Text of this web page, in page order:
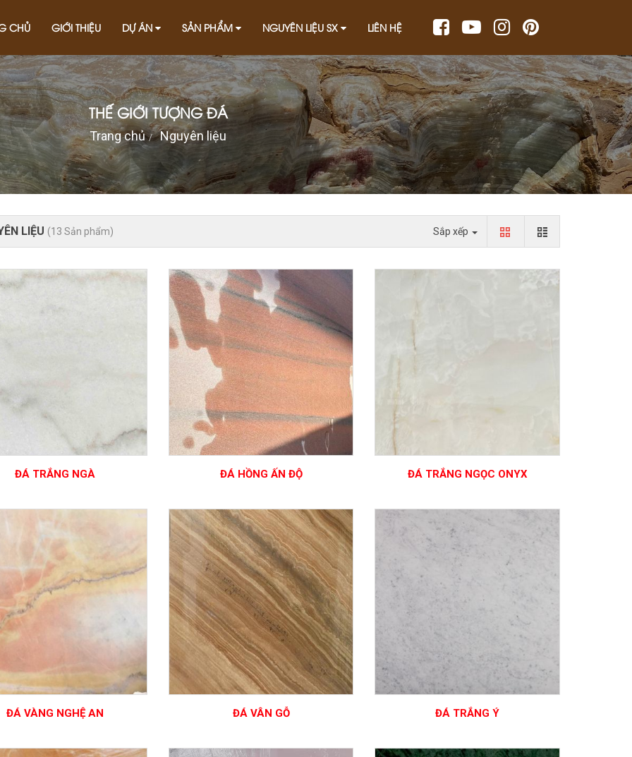
CHỦ GIỚI THIỆU DỰ ÁN SẢN PHẨM NGUYÊN LIỆU SX LIÊN HỆ
THẾ GIỚI TƯỢNG ĐÁ
Trang chủ Nguyên liệu
LIỆU (13 Sản phẩm) Sắp xếp
ĐÁ TRẮNG NGÀ ĐÁ HỒNG ẤN ĐỘ ĐÁ TRẮNG NGỌC ONYX
ĐÁ VÀNG NGHỆ AN ĐÁ VÂN GỖ ĐÁ TRẮNG Ý